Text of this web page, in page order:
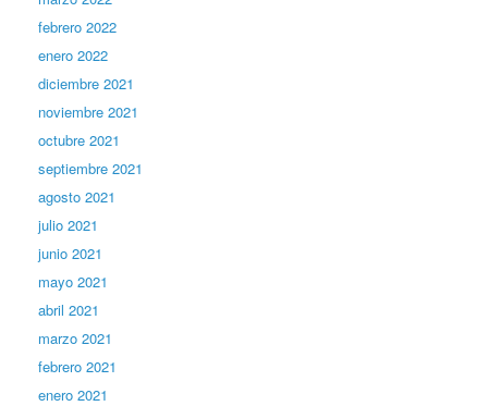
febrero 2022
enero 2022
diciembre 2021
noviembre 2021
octubre 2021
septiembre 2021
agosto 2021
julio 2021
junio 2021
mayo 2021
abril 2021
marzo 2021
febrero 2021
enero 2021